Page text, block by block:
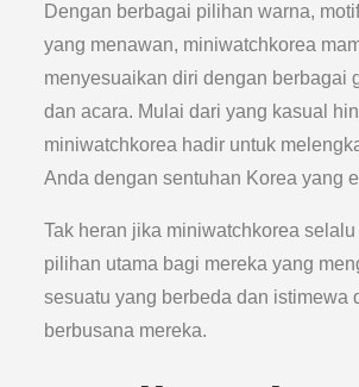
Dengan berbagai pilihan warna,
yang menawan, miniwatchkorea
menyesuaikan diri dengan berbagai
dan acara. Mulai dari yang kasual
miniwatchkorea hadir untuk
Anda dengan sentuhan Korea yang
Tak heran jika miniwatchkorea
pilihan utama bagi mereka yang
sesuatu yang berbeda dan istimewa
berbusana mereka.